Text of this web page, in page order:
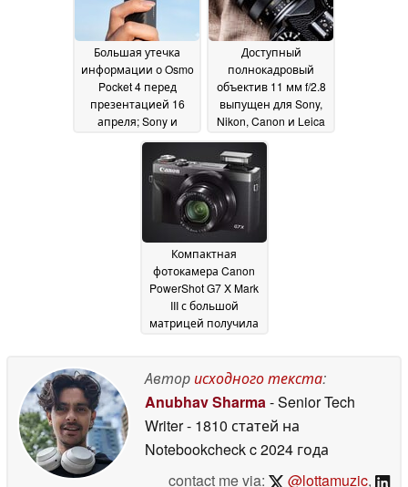
Большая утечка
информации о Osmo
Pocket 4 перед
презентацией 16
апреля; Sony и
13 April
Доступный
полнокадровый
объектив 11 мм f/2.8
выпущен для Sony,
Nikon, Canon и Leica
08 April 2026
Компактная
фотокамера Canon
PowerShot G7 X Mark
III с большой
матрицей получила
серию06 February 2026
Авторисходного текста:
Anubhav Sharma- Senior Tech
Writer- 1810 статей на
Notebookcheckc 2024 года
contact me via:
@lottamuzic,